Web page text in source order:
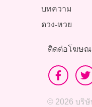
บทความ
ดวง-หวย
ติดต่อโฆษณ
© 2026 บริ